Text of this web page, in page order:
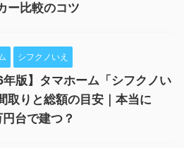
ー比較のコツ
シフクノいえ
年版】タマホーム「シフクノい
取りと総額の目安｜本当に
台で建つ？